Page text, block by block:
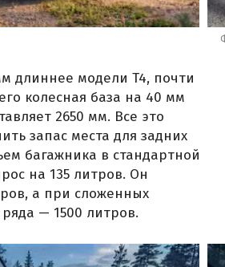
длиннее модели T4, почти
колесная база на 40 мм
2650 мм. Все это
запас места для задних
багажника в стандартной
на 135 литров. Он
а при сложенных
— 1500 литров.